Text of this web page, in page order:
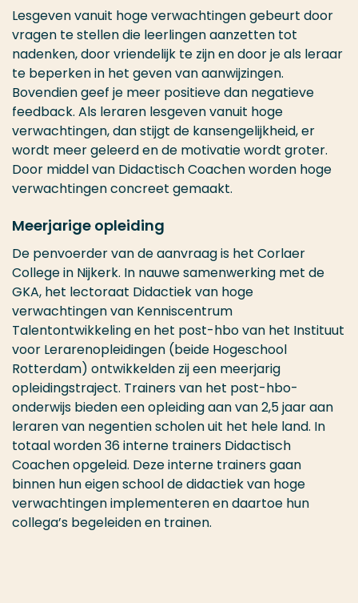
Lesgeven vanuit hoge verwachtingen gebeurt door
vragen te stellen die leerlingen aanzetten tot
nadenken, door vriendelijk te zijn en door je als leraar
te beperken in het geven van aanwijzingen.
Bovendien geef je meer positieve dan negatieve
feedback. Als leraren lesgeven vanuit hoge
verwachtingen, dan stijgt de kansengelijkheid, er
wordt meer geleerd en de motivatie wordt groter.
Door middel van Didactisch Coachen worden hoge
verwachtingen concreet gemaakt.
Meerjarige opleiding
De penvoerder van de aanvraag is het Corlaer
College in Nijkerk. In nauwe samenwerking met de
GKA, het lectoraat Didactiek van hoge
verwachtingen van Kenniscentrum
Talentontwikkeling en het post-hbo van het Instituut
voor Lerarenopleidingen (beide Hogeschool
Rotterdam) ontwikkelden zij een meerjarig
opleidingstraject. Trainers van het post-hbo-
onderwijs bieden een opleiding aan van 2,5 jaar aan
leraren van negentien scholen uit het hele land. In
totaal worden 36 interne trainers Didactisch
Coachen opgeleid. Deze interne trainers gaan
binnen hun eigen school dedidactiek van hoge
verwachtingen implementeren en daartoe hun
collega’s begeleiden en trainen.